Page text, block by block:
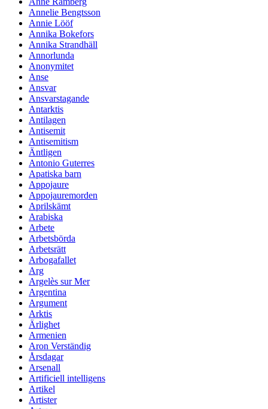
Annelie Bengtsson
Annie Lööf
Annika Bokefors
Annika Strandhäll
Annorlunda
Anonymitet
Anse
Ansvar
Ansvarstagande
Antarktis
Antilagen
Antisemit
Antisemitism
Äntligen
Antonio Guterres
Apatiska barn
Appojaure
Appojauremorden
Aprilskämt
Arabiska
Arbete
Arbetsbörda
Arbetsrätt
Arbogafallet
Arg
Argelès sur Mer
Argentina
Argument
Arktis
Ärlighet
Armenien
Aron Verständig
Årsdagar
Arsenall
Artificiell intelligens
Artikel
Artister